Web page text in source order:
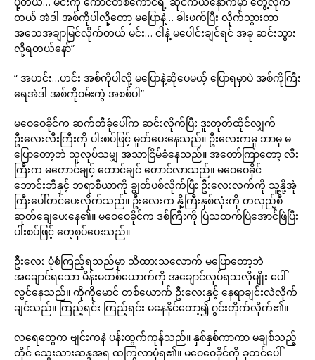
တယ် အဲဒါ အစ်ကိုပါလို့တော့ မပြောနဲ့… ခါးဖက်ပြီး လိုက်သွားတာ
အသေအချာမြင်လိုက်တယ် မင်း… ငါနဲ့ မပေါင်းချင်ရင် အခု ဆင်းသွား
လို့ရတယ်နော်”
“ အဟင်း…ဟင်း အစ်ကိုပါလို့ မပြောနဲ့ဆိုပေမယ့် ပြောရမှာပဲ အစ်ကိုကြီး
ရေအဲဒါ အစ်ကိုဝမ်းကွဲ အစစ်ပါ”
မဝေဝေခိုင်က ဆက်တီခုံပေါ်က ဆင်းလိုက်ပြီး ဒူးတုတ်ထိုင်လျှက်
ဦးလေးလီးကြီးကို ပါးစပ်ဖြင့် မှုတ်ပေးနေသည်။ ဦးလေးကမူ ဘာမှ မ
ပြောတော့ဘဲ သူလုပ်သမျှ အသာငြိမ်ခံနေသည်။ အတော်ကြာတော့ လီး
ကြီးက မတောင်ချင့် တောင်ချင် တောင်လာသည်။ မဝေဝေခိုင်
ဘောင်းဘီနှင့် ဘရာစီယာကို ချွတ်ပစ်လိုက်ပြီး ဦးလေးလက်ကို သူ့နို့အုံ
ကြီးပေါ်တင်ပေးလိုက်သည်။ ဦးလေးက နို့ကြီးနှစ်လုံးကို တလှည့်စီ
ဆုတ်ချေပေးနေ၏။ မဝေဝေခိုင်က ဒစ်ကြီးကို ပြဲသထက်ပြဲအောင်ဖြဲပြီး
ပါးစပ်ဖြင့် တေ့စုပ်ပေးသည်။
ဦးလေး ပုံစံကြည့်ရသည်မှာ သိထားသလောက် မပြောတော့ဘဲ
အချောင်ရသော မိန်းမတစ်ယောက်ကို အချောင်လုပ်ရသလိုမျိုး ပေါ်
လွင်နေသည်။ ကိုကိုမောင် တစ်ယောက် ဦးလေးနှင့် နေရာချင်းလဲလိုက်
ချင်သည်။ ကြည့်ရင်း ကြည့်ရင်း မနေနိုင်တော့၍ ဂွင်းတိုက်လိုက်၏။
လရေတွေက ဗျင်းကနဲ ပန်းထွက်ကုန်သည်။ နှစ်နှစ်ကာကာ မချစ်သည့်
တိုင် သွေးသားဆန္ဒအရ ထကြွလာပုံရ၏။ မဝေဝေခိုင်ကို ခုတင်ပေါ်